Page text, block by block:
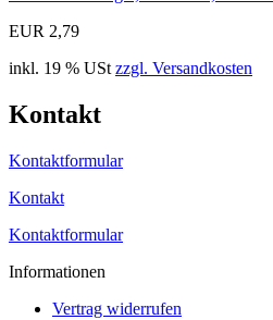
EUR 2,79
inkl. 19 % USt zzgl. Versandkosten
Kontakt
Kontaktformular
Kontakt
Kontaktformular
Informationen
Vertrag widerrufen